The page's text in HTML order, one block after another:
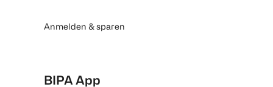
Anmelden & sparen
BIPA App